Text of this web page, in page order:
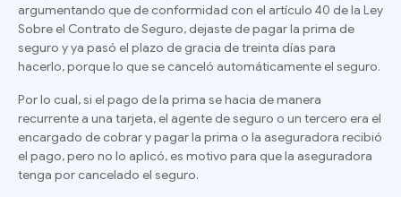
argumentando que de conformidad con el artículo 40 de la Ley
Sobre el Contrato de Seguro, dejaste de pagar la prima de
seguro y ya pasó el plazo de gracia de treinta días para
hacerlo, porque lo que se canceló automáticamente el seguro.
Por lo cual, si el pago de la prima se hacia de manera
recurrente a una tarjeta, el agente de seguro o un tercero era el
encargado de cobrar y pagar la prima o la aseguradora recibió
el pago, pero no lo aplicó, es motivo para que la aseguradora
tenga por cancelado el seguro.